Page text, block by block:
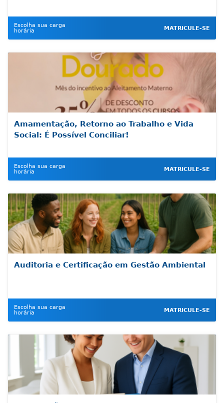
Escolha sua carga
horária
MATRICULE-SE
Amamentação, Retorno ao Trabalho e Vida
Social: É Possível Conciliar!
Escolha sua carga
horária
MATRICULE-SE
Auditoria e Certificação em Gestão Ambiental
Escolha sua carga
horária
MATRICULE-SE